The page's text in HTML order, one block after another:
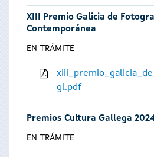
XIII Premio Galicia de
Contemporánea
EN TRÁMITE
gl.pdf
Premios Cultura Gallega
EN TRÁMITE